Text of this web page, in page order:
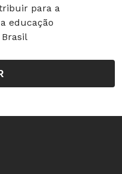
para a
educação